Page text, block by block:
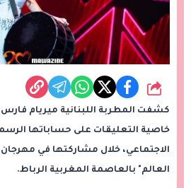
شارك
كشفت المطربة اللبنانية ميريام
خاصية التعليقات على حساباتها
الاجتماعي، خلال مشاركتها في مهرجان
العالم" بالعاصمة المغربية الرباط.